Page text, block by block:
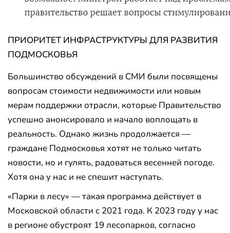
ПРИОРИТЕТ ИНФРАСТРУКТУРЫ ДЛЯ РАЗВИТИЯ
ПОДМОСКОВЬЯ
Большинство обсуждений в СМИ были посвящены
вопросам стоимости недвижимости или новым
мерам поддержки отрасли, которые Правительство
успешно анонсировало и начало воплощать в
реальность. Однако жизнь продолжается —
граждане Подмосковья хотят не только читать
новости, но и гулять, радоваться весенней погоде.
Хотя она у нас и не спешит наступать.
«Парки в лесу» — такая программа действует в
Московской области с 2021 года. К 2023 году у нас
в регионе обустроят 19 лесопарков, согласно